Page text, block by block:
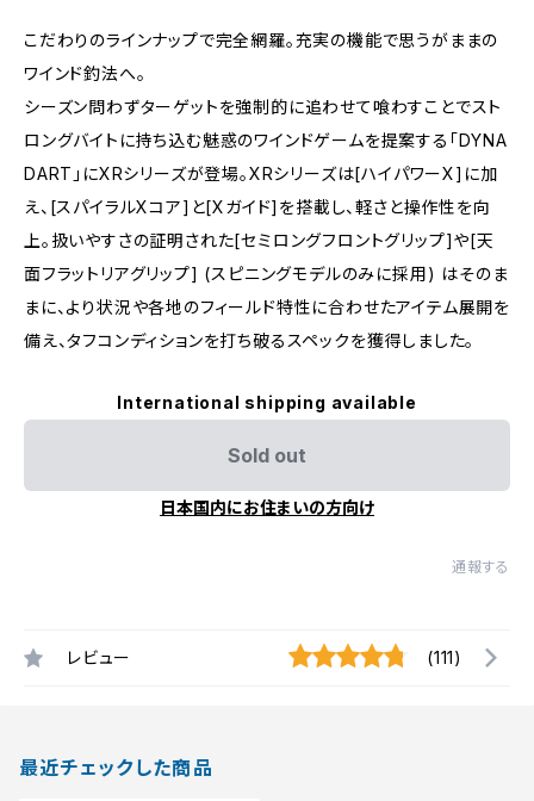
こだわりのラインナップで完全網羅。充実の機能で思うがままの
ワインド釣法へ。
シーズン問わずターゲットを強制的に追わせて喰わすことでスト
ロングバイトに持ち込む魅惑のワインドゲームを提案する「DYNA
DART」にXRシリーズが登場。XRシリーズは[ハイパワーX]に加
え、[スパイラルXコア]と[Xガイド]を搭載し、軽さと操作性を向
上。扱いやすさの証明された[セミロングフロントグリップ]や[天
面フラットリアグリップ] (スピニングモデルのみに採用) はそのま
まに、より状況や各地のフィールド特性に合わせたアイテム展開を
備え、タフコンディションを打ち破るスペックを獲得しました。
International shipping available
Sold out
日本国内にお住まいの方向け
通報する
レビュー (111)
最近チェックした商品